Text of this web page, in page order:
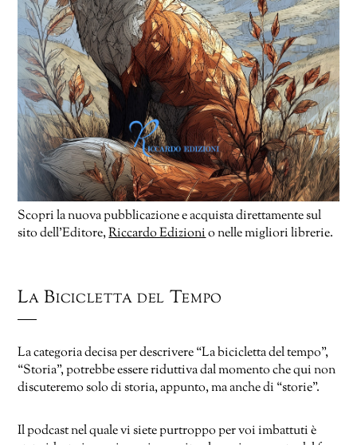
Scopri la nuova pubblicazione e acquista direttamente sul
sito dell’Editore,Riccardo Edizionio nelle migliori librerie.
La Bicicletta del Tempo
La categoria decisa per descrivere “La bicicletta del tempo”,
“Storia”, potrebbe essere riduttiva dal momento che qui non
discuteremo solo di storia, appunto, ma anche di “storie”.
Il podcast nel quale vi siete purtroppo per voi imbattuti è